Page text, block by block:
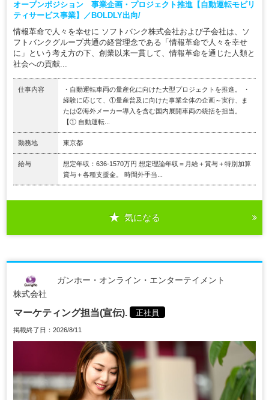
オープンポジション 事業企画・プロジェクト推進【自動運転モビリ
ティサービス事業】／BOLDLY出向/
情報革命で人々を幸せに ソフトバンク株式会社および子会社は、ソ
フトバンクグループ共通の経営理念である「情報革命で人々を幸せ
に」という考え方の下、創業以来一貫して、情報革命を通じた人類と
社会への貢献...
仕事内容
・自動運転車両の量産化に向けた大型プロジェクトを推進。 ・
経験に応じて、①量産普及に向けた事業全体の企画～実行、ま
たは②海外メーカー導入を含む国内展開車両の統括を担当。
【① 自動運転...
勤務地 東京都
給与
想定年収：636-1570万円 想定理論年収＝月給＋賞与＋特別加算
賞与＋各種支援金。 時間外手当...
気になる
ガンホー・オンライン・エンターテイメント
株式会社
マーケティング担当(宣伝). 正社員
掲載終了日：2026/8/11